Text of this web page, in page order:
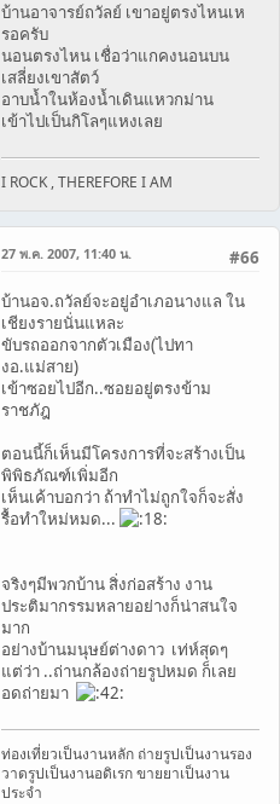
บ้านอาจารย์ถวัลย์ เขาอยู่ตรงไหนเห
รอครับ
นอนตรงไหน เชื่อว่าแกคงนอนบน
เสลี่ยงเขาสัตว์
อาบน้ำในห้องน้ำเดินแหวกม่าน
เข้าไปเป็นกิโลๆแหงเลย
I ROCK , THEREFORE I AM
#66
27 พ.ค. 2007, 11:40 น.
บ้านอจ.ถวัลย์จะอยู่อำเภอนางแล ใน
เชียงรายนั่นแหละ
ขับรถออกจากตัวเมือง(ไปทา
งอ.แม่สาย)
เข้าซอยไปอีก..ซอยอยู่ตรงข้าม
ราชภัฎ
ตอนนี้ก็เห็นมีโครงการที่จะสร้างเป็น
พิพิธภัณฑ์เพิ่มอีก
เห็นเค้าบอกว่า ถ้าทำไม่ถูกใจก็จะสั่ง
รื้อทำใหม่หมด...
จริงๆมีพวกบ้าน สิ่งก่อสร้าง งาน
ประติมากรรมหลายอย่างก็น่าสนใจ
มาก
อย่างบ้านมนุษย์ต่างดาว เท่ห์สุดๆ
แต่ว่า ..ถ่านกล้องถ่ายรูปหมด ก็เลย
อดถ่ายมา
ท่องเที่ยวเป็นงานหลัก ถ่ายรูปเป็นงานรอง
วาดรูปเป็นงานอดิเรก ขายยาเป็นงาน
ประจำ